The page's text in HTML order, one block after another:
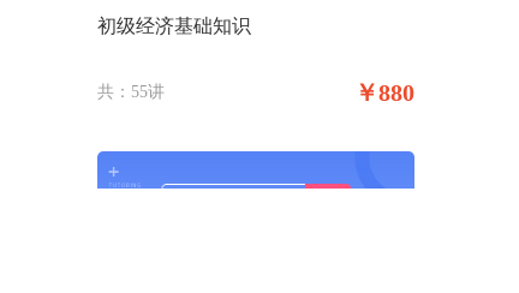
初级经济基础知识
共：55讲 ￥880